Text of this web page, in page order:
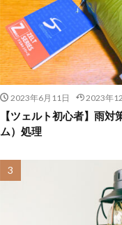
2023年6月11日 2023年
【ツェルト初心者】雨対
ム）処理